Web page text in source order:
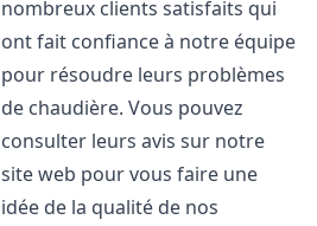
nombreux clients satisfaits qui
ont fait confiance à notre équipe
pour résoudre leurs problèmes
de chaudière. Vous pouvez
consulter leurs avis sur notre
site web pour vous faire une
idée de la qualité de nos